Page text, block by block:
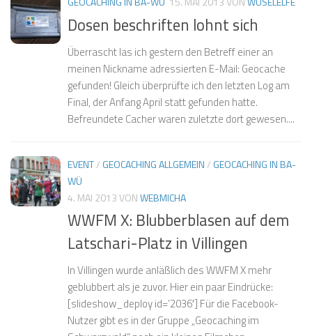
Dosen beschriften lohnt sich
Überrascht las ich gestern den Betreff einer an
meinen Nickname adressierten E-Mail: Geocache
gefunden! Gleich überprüfte ich den letzten Log am
Final, der Anfang April statt gefunden hatte.
Befreundete Cacher waren zuletzte dort gewesen....
EVENT/ GEOCACHING ALLGEMEIN/ GEOCACHING IN BA-
WÜ
4. MAI 2013VONWEBMICHA
WWFM X: Blubberblasen auf dem
Latschari-Platz in Villingen
In Villingen wurde anläßlich des WWFM X mehr
geblubbert als je zuvor. Hier ein paar Eindrücke:
[slideshow_deploy id=’2036′] Für die Facebook-
Nutzer gibt es in der Gruppe „Geocaching im